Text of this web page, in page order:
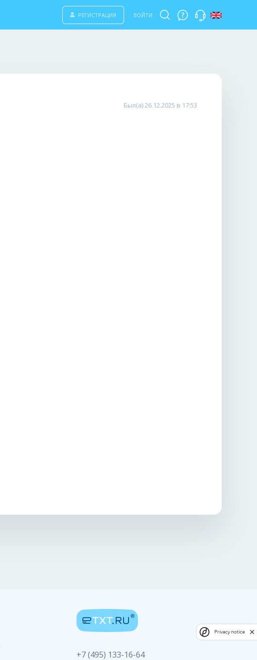
РЕГИСТРАЦИЯ ВОЙТИ
Был(а) 26.12.2025 в 17:53
+7 (495) 133-16-64
Privacy notice